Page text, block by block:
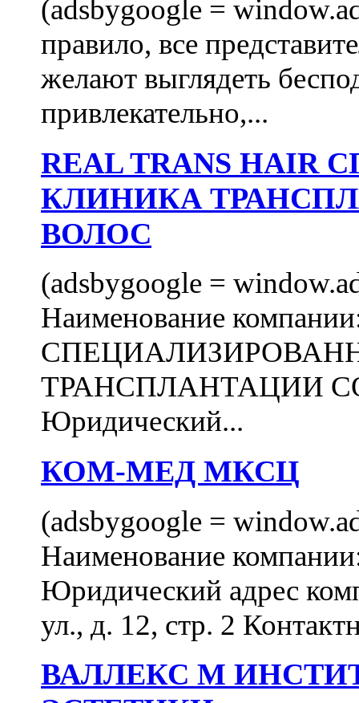
(adsbygoogle =
правило, все
желают выглядеть
привлекательно,...
REAL TRANS
КЛИНИКА
ВОЛОС
(adsbygoogle =
Наименование
ТРАНСПЛАНТАЦИИ
Юридический...
КОМ-МЕД МКСЦ
(adsbygoogle =
Наименование
Юридический адрес
ул., д. 12, стр. 2
ВАЛЛЕКС М